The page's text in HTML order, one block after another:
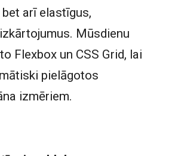
arī elastīgus,
Mūsdienu
Flexbox un CSS Grid, lai
pielāgotos
izmēriem.